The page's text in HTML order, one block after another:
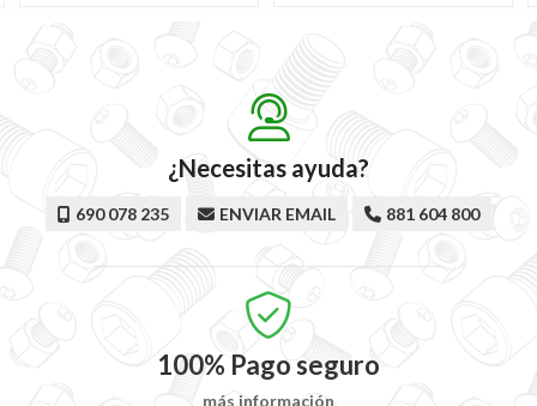
¿Necesitas ayuda?
690 078 235 ENVIAR EMAIL 881 604 800
100% Pago seguro
más información